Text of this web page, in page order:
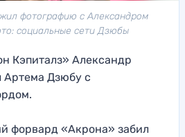
фотографию с Александром
социальные сети Дзюбы
Кэпиталз» Александр
Артема Дзюбу с
форвард «Акрона» забил